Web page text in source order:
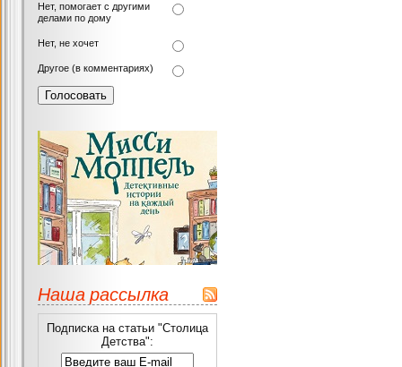
Нет, помогает с другими
делами по дому
Нет, не хочет
Другое (в комментариях)
Наша рассылка
Подписка на статьи "Столица
Детства":